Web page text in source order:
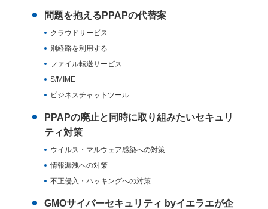
問題を抱えるPPAPの代替案
クラウドサービス
別経路を利用する
ファイル転送サービス
S/MIME
ビジネスチャットツール
PPAPの廃止と同時に取り組みたいセキュリ
ティ対策
ウイルス・マルウェア感染への対策
情報漏洩への対策
不正侵入・ハッキングへの対策
GMOサイバーセキュリティ byイエラエが企